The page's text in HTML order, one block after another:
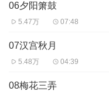
06夕阳箫鼓
5.47万 07:48
07汉宫秋月
5.48万 04:39
08梅花三弄